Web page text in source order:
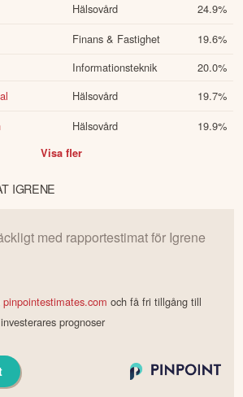
Hälsovård 24.9%
Finans & Fastighet 19.6%
Informationsteknik 20.0%
Hälsovård 19.7%
Hälsovård 19.9%
Visa fler
IGRENE
med rapportestimat för Igrene
pinpointestimates.com och få fri tillgång till
prognoser